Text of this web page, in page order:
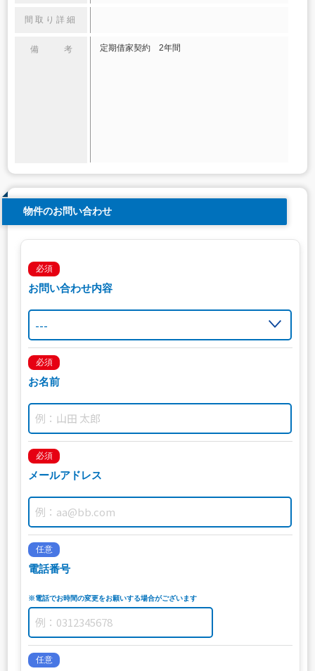
間取り詳細
備 考 定期借家契約 2年間
物件のお問い合わせ
必須
お問い合わせ内容
必須
お名前
必須
メールアドレス
任意
電話番号
※電話でお時間の変更をお願いする場合がございます
任意